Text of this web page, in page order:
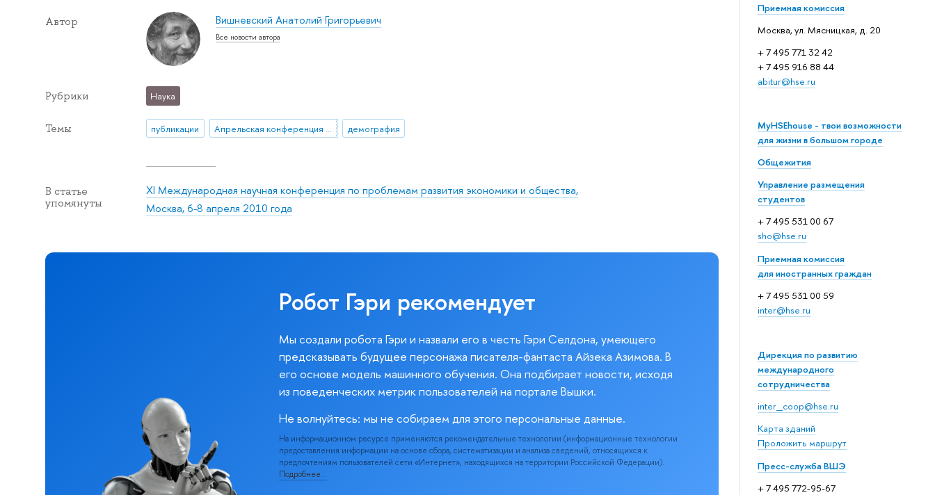
Приемная комиссия
Москва, ул. Мясницкая, д. 20
+ 7 495 771 32 42
+ 7 495 916 88 44
abitur@hse.ru
MyHSEhouse - твои возможности
для жизни в большом городе
Общежития
Управление размещения
студентов
+ 7 495 531 00 67
sho@hse.ru
Приемная комиссия
для иностранных граждан
+ 7 495 531 00 59
inter@hse.ru
Дирекция по развитию
международного
сотрудничества
inter_coop@hse.ru
Карта зданий
Проложить маршрут
Пресс-служба ВШЭ
+ 7 495 772-95-67
Автор Вишневский Анатолий Григорьевич
Все новости автора
Рубрики Наука
Темы публикации демография
В статье
упомянуты
XI Международная научная конференция по проблемам развития экономики и общества,
Москва, 6-8 апреля 2010 года
Робот Гэри рекомендует
Мы создали робота Гэри и назвали его в честь Гэри Селдона, умеющего
предсказывать будущее персонажа писателя-фантаста Айзека Азимова. В
его основе модель машинного обучения. Она подбирает новости, исходя
из поведенческих метрик пользователей на портале Вышки.
Не волнуйтесь: мы не собираем для этого персональные данные.
На информационном ресурсе применяются рекомендательные технологии (информационные технологии
предоставления информации на основе сбора, систематизации и анализа сведений, относящихся к
предпочтениям пользователей сети «Интернет», находящихся на территории Российской Федерации).
Подробнее…